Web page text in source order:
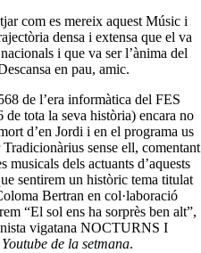
com es mereix aquest Músic i
densa i extensa que el va
i que va ser l’ànima del
en pau, amic.
de l’era informàtica del FES
tota la seva història) encara no
d’en Jordi i en el programa us
sense ell, comentant
musicals dels actuants d’aquests
sentirem un històric tema titulat
Bertran en col·laboració
“El sol ens ha sorprès ben alt”,
vigatana NOCTURNS I
Youtube de la setmana.